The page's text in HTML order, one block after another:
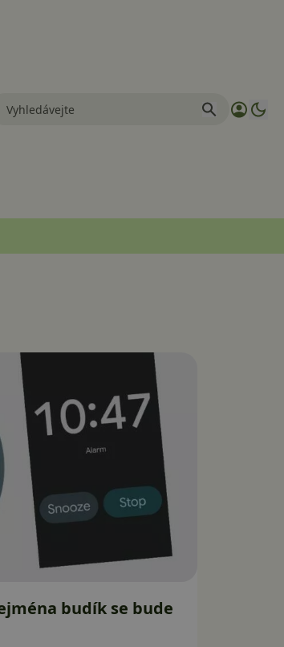
budík se bude